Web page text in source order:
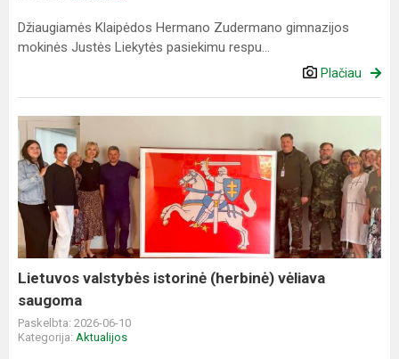
Džiaugiamės Klaipėdos Hermano Zudermano gimnazijos
mokinės Justės Liekytės pasiekimu respu...
Plačiau
Lietuvos
valstybės
istorinė
(herbinė)
vėliava
saugoma
Lietuvos valstybės istorinė (herbinė) vėliava
saugoma
Paskelbta: 2026-06-10
Kategorija: Aktualijos